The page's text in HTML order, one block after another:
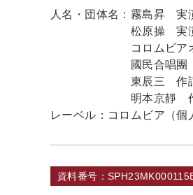
人名・団体名： 霧島昇 実
松原操 実
コロムビ
國民合唱
東辰三 作
明本京靜
レーベル： コロムビア（個
資料番号：